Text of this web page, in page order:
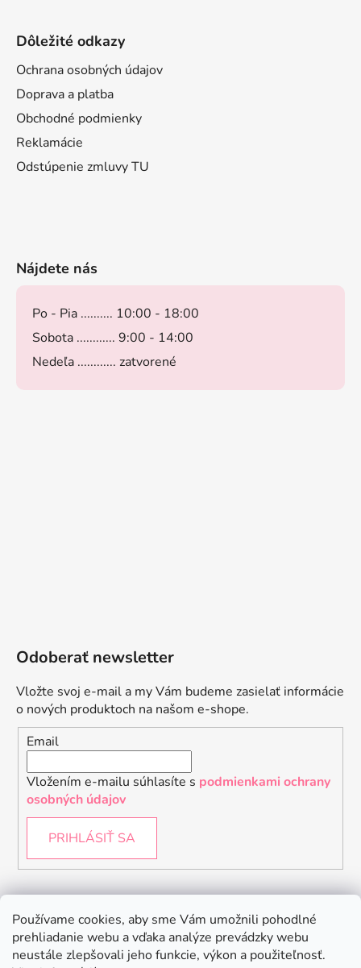
Používame cookies, aby sme Vám umožnili pohodlné
prehliadanie webu a vďaka analýze prevádzky webu
neustále zlepšovali jeho funkcie, výkon a použiteľnosť.
Dôležité odkazy
Ochrana osobných údajov
Doprava a platba
Obchodné podmienky
Reklamácie
Odstúpenie zmluvy TU
Nájdete nás
Po - Pia .......... 10:00 - 18:00
Sobota ............ 9:00 - 14:00
Nedeľa ............ zatvorené
Odoberať newsletter
Vložte svoj e-mail a my Vám budeme zasielať informácie
o nových produktoch na našom e-shope.
Email
Vložením e-mailu súhlasíte s podmienkami ochrany
osobných údajov
PRIHLÁSIŤ SA
Instagram